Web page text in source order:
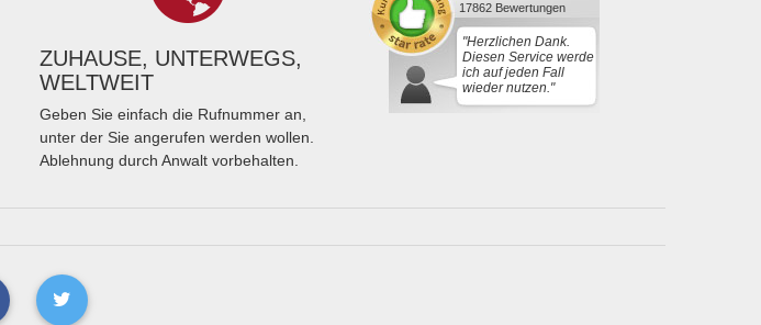
ZUHAUSE, UNTERWEGS,
WELTWEIT
Geben Sie einfach die Rufnummer an,
unter der Sie angerufen werden wollen.
Ablehnung durch Anwalt vorbehalten.
17862 Bewertungen
"Herzlichen Dank.
Diesen Service werde
ich auf jeden Fall
wieder nutzen."